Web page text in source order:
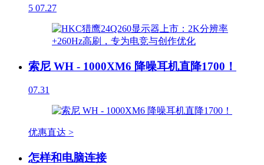
5 07.27
索尼 WH - 1000XM6 降噪耳机直降1700！
07.31
优惠直达 >
怎样和电脑连接